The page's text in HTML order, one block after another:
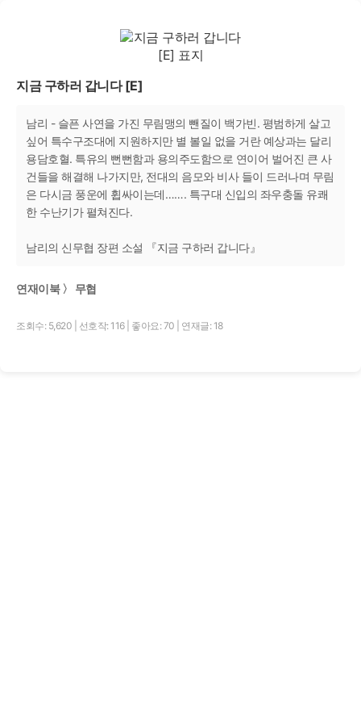
지금 구하러 갑니다 [E]
남리 - 슬픈 사연을 가진 무림맹의 뺀질이 백가빈. 평범하게 살고
싶어 특수구조대에 지원하지만 별 볼일 없을 거란 예상과는 달리
용담호혈. 특유의 뻔뻔함과 용의주도함으로 연이어 벌어진 큰 사
건들을 해결해 나가지만, 전대의 음모와 비사 들이 드러나며 무림
은 다시금 풍운에 휩싸이는데……. 특구대 신입의 좌우충돌 유쾌
한 수난기가 펼쳐진다.
남리의 신무협 장편 소설 『지금 구하러 갑니다』
연재이북 〉 무협
조회수: 5,620 선호작: 116 좋아요: 70 연재글: 18